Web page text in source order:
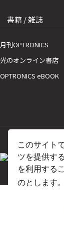
このサイト
ツを提供す
を利用する
のとします。
書籍 / 雑誌
月刊OPTRONICS
光のオンライン書店
OPTRONICS eBOOK